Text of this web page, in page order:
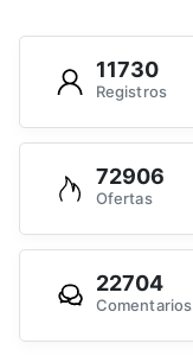
11730
Registros
72906
Ofertas
22704
Comentarios